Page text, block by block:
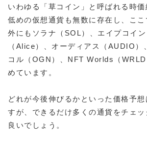
いわゆる「草コイン」と呼ばれる時
低めの仮想通貨も無数に存在し、ここ
外にもソラナ（SOL）、エイプコイ
（Alice）、オーディアス（AUDIO）
コル（OGN）、NFT Worlds（
めています。
どれが今後伸びるかといった価格予
すが、できるだけ多くの通貨をチェ
良いでしょう。